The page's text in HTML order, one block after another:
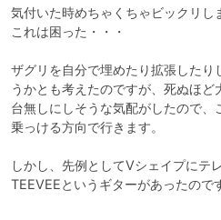
気付いた時めちゃくちゃビックリし
これは困った・・・
ザグリを自分で埋めたり拡張したり
うかとも考えたのですが、死ぬほ
台無しにしそうな気配がしたので
乗っける方向で行きます。
しかし、先例としてVシェイプにテ
TEEVEEというギターがあったので